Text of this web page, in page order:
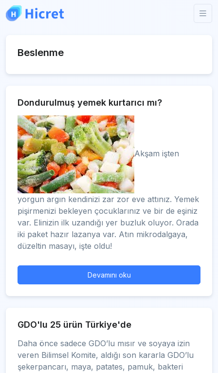
Beslenme
Dondurulmuş yemek kurtarıcı mı?
Akşam işten
yorgun argın kendinizi zar zor eve attınız. Yemek
pişirmenizi bekleyen çocuklarınız ve bir de eşiniz
var. Elinizin ilk uzandığı yer buzluk oluyor. Orada
iki paket hazır lazanya var. Atın mikrodalgaya,
düzeltin masayı, işte oldu!
Devamını oku
GDO'lu 25 ürün Türkiye'de
Daha önce sadece GDO’lu mısır ve soyaya izin
veren Bilimsel Komite, aldığı son kararla GDO’lu
şekerpancarı, maya, patates, pamuk, bakteri